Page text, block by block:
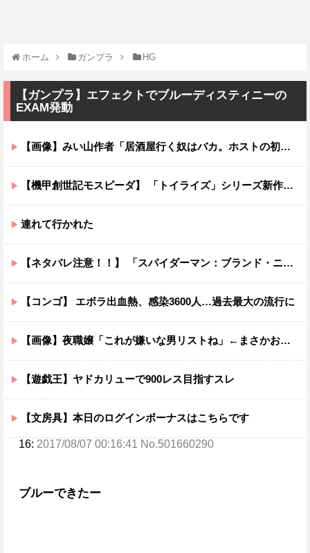
ホーム ガンプラ HG
【ガンプラ】エフェクトでブルーディスティニーの
EXAM発動
【画像】みい山作者「居酒屋行く奴はバカ。ホストの初回なら居酒屋より安く飲めてイケメンにチヤホヤされる」
【機甲創世記モスピーダ】 「トイライズ」シリーズ新作【明日予約開始】
連れて行かれた
【ネタバレ注意！！】 「スパイダーマン：ブランド・ニュー・デイ」にも出てきたけどあの組織潰した方がいいだろ…
【コンゴ】 エボラ出血熱、感染3600人…過去最大の流行に
【画像】夜職嬢「これが嫌いな男リストね」←まさかお前らは当てはまってはあるまいな？ｗｗｗｗ
【遊戯王】ヤドカリューで900レス目指すスレ
【文房具】本日のログインボーナスはこちらです
16: 2017/08/07 00:16:41 No.501660290
ブルーできたー